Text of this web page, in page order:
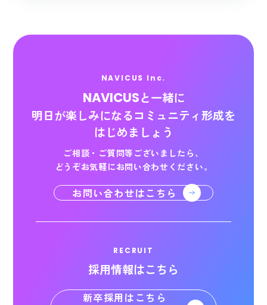
NAVICUS Inc.
NAVICUSと一緒に
明日が楽しみになるコミュニティ形成を
はじめましょう
ご相談・ご質問等ございましたら、
どうぞお気軽にお問い合わせください。
お問い合わせはこちら
RECRUIT
採用情報はこちら
新卒採用はこちら